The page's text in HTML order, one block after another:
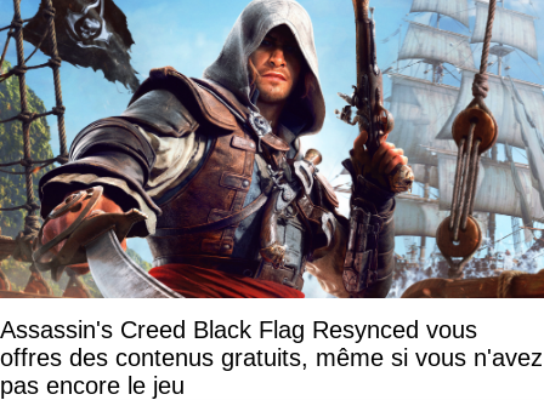
Assassin's Creed Black Flag Resynced vous
offres des contenus gratuits, même si vous n'avez
pas encore le jeu